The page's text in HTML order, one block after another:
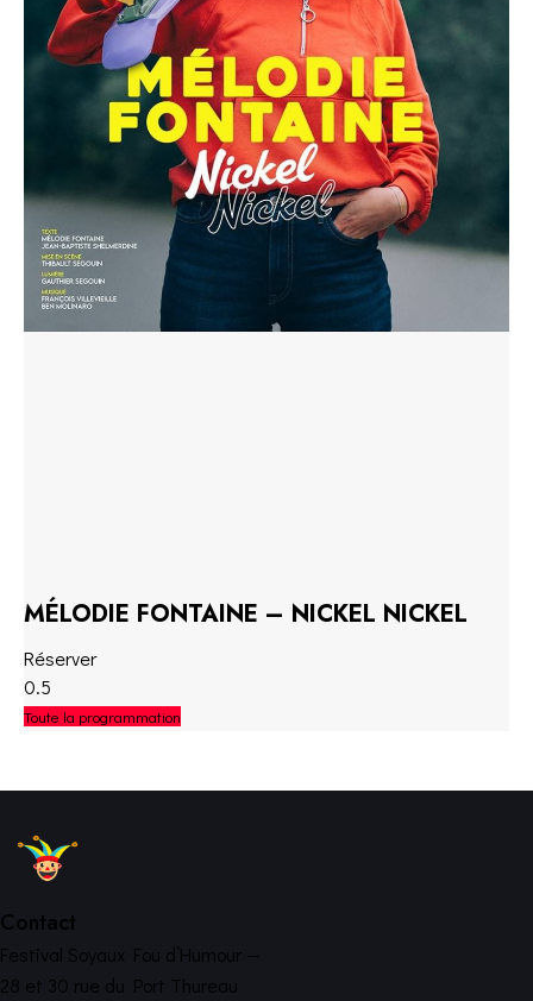
MÉLODIE FONTAINE – NICKEL NICKEL
Réserver
Toute la programmation
Contact
Festival Soyaux Fou d’Humour —
28 et 30 rue du Port Thureau